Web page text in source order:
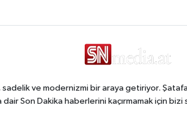
ve modernizmi bir araya getiriyor.
Son Dakika haberlerini kaçırmamak için